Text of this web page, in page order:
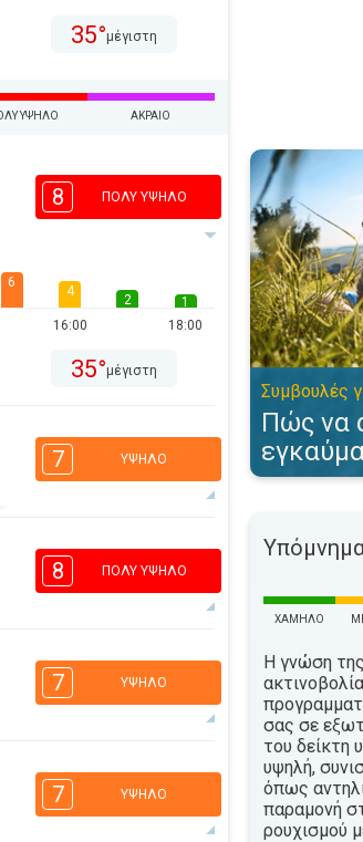
35°μέγιστη
ΥΨΗΛΌ ΑΚΡΑΊΟ
8 ΠΟΛΎ ΥΨΗΛΌ
6
4
16:00
2
1
18:00
35°μέγιστη
7 ΥΨΗΛΌ
4
16:00
35°μέγιστη
8 ΠΟΛΎ ΥΨΗΛΌ
5
16:00
35°μέγιστη
7 ΥΨΗΛΌ
4
16:00
7 ΥΨΗΛΌ
Πώς να
Συμβουλές
Πώς να
ΧΑΜΗΛΌ
Η γνώση
σας σε
του δείκτη
υψηλή,
όπως
παραμονή
ρουχισμού